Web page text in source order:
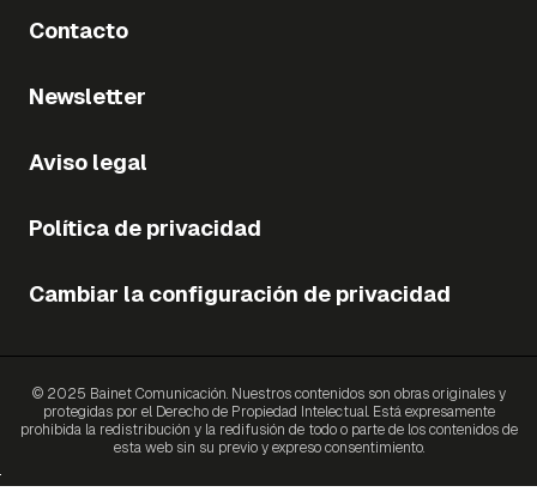
Contacto
Newsletter
Aviso legal
Política de privacidad
Cambiar la configuración de privacidad
© 2025 Bainet Comunicación. Nuestros contenidos son obras originales y
protegidas por el Derecho de Propiedad Intelectual. Está expresamente
prohibida la redistribución y la redifusión de todo o parte de los contenidos de
esta web sin su previo y expreso consentimiento.